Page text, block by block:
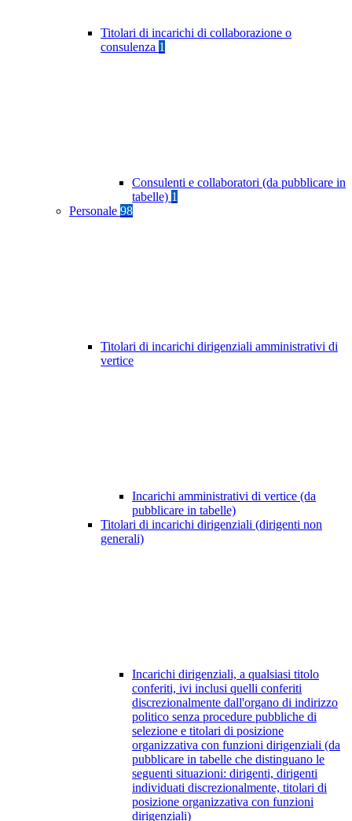
Titolari di incarichi di collaborazione o
consulenza 1
Consulenti e collaboratori (da pubblicare in
tabelle) 1
Personale 98
Titolari di incarichi dirigenziali amministrativi di
vertice
Incarichi amministrativi di vertice (da
pubblicare in tabelle)
Titolari di incarichi dirigenziali (dirigenti non
generali)
Incarichi dirigenziali, a qualsiasi titolo
conferiti, ivi inclusi quelli conferiti
discrezionalmente dall'organo di indirizzo
politico senza procedure pubbliche di
selezione e titolari di posizione
organizzativa con funzioni dirigenziali (da
pubblicare in tabelle che distinguano le
seguenti situazioni: dirigenti, dirigenti
individuati discrezionalmente, titolari di
posizione organizzativa con funzioni
dirigenziali)